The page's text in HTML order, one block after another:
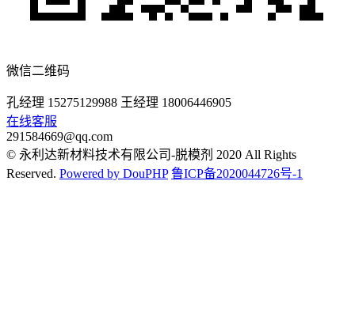
微信二维码
孔经理 15275129988 王经理 18006446905
在线客服
291584669@qq.com
© 永利达新材料技术有限公司-脱模剂 2020 All Rights
Reserved. Powered by DouPHP 鲁ICP备2020044726号-1